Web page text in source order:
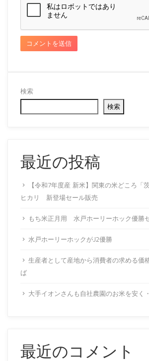
検索
検索
最近の投稿
【令和7年度産 新米】関東の米どころ「
ヒカリ 新登場セール販売
もち米正月用 水戸ホーリーホック優勝
水戸ホーリーホックがJ2優勝
生産者として産地から消費者の求める価
ば
大手イオンさんも自社農園のお米を安く
最近のコメント